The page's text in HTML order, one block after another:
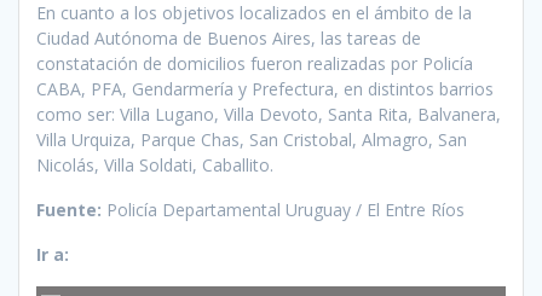
En cuanto a los objetivos localizados en el ámbito de la
Ciudad Autónoma de Buenos Aires, las tareas de
constatación de domicilios fueron realizadas por Policía
CABA, PFA, Gendarmería y Prefectura, en distintos barrios
como ser: Villa Lugano, Villa Devoto, Santa Rita, Balvanera,
Villa Urquiza, Parque Chas, San Cristobal, Almagro, San
Nicolás, Villa Soldati, Caballito.
Fuente: Policía Departamental Uruguay / El Entre Ríos
Ir a: